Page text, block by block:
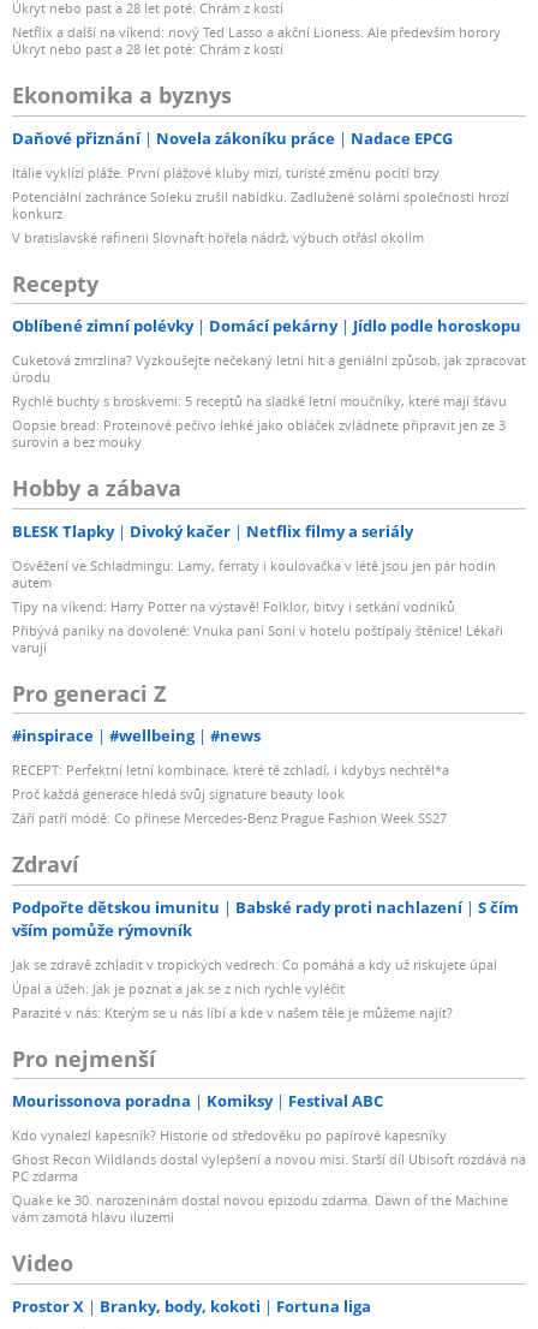
Úkryt nebo past a 28 let poté: Chrám z kostí
Netflix a další na víkend: nový Ted Lasso a akční Lioness. Ale především horory
Úkryt nebo past a 28 let poté: Chrám z kostí
Ekonomika a byznys
Daňové přiznání Novela zákoníku práce Nadace EPCG
Itálie vyklízí pláže. První plážové kluby mizí, turisté změnu pocítí brzy
Potenciální zachránce Soleku zrušil nabídku. Zadlužené solární společnosti hrozí
konkurz
V bratislavské rafinerii Slovnaft hořela nádrž, výbuch otřásl okolím
Recepty
Oblíbené zimní polévky Domácí pekárny Jídlo podle horoskopu
Cuketová zmrzlina? Vyzkoušejte nečekaný letní hit a geniální způsob, jak zpracovat
úrodu
Rychlé buchty s broskvemi: 5 receptů na sladké letní moučníky, které mají šťávu
Oopsie bread: Proteinové pečivo lehké jako obláček zvládnete připravit jen ze 3
surovin a bez mouky
Hobby a zábava
BLESK Tlapky Divoký kačer Netflix filmy a seriály
Osvěžení ve Schladmingu: Lamy, ferraty i koulovačka v létě jsou jen pár hodin
autem
Tipy na víkend: Harry Potter na výstavě! Folklor, bitvy i setkání vodníků
Přibývá paniky na dovolené: Vnuka paní Soni v hotelu poštípaly štěnice! Lékaři
varují
Pro generaci Z
#inspirace #wellbeing #news
RECEPT: Perfektní letní kombinace, které tě zchladí, i kdybys nechtěl*a
Proč každá generace hledá svůj signature beauty look
Září patří módě: Co přinese Mercedes-Benz Prague Fashion Week SS27
Zdraví
Podpořte dětskou imunitu Babské rady proti nachlazení
S čím
vším pomůže rýmovník
Jak se zdravě zchladit v tropických vedrech: Co pomáhá a kdy už riskujete úpal
Úpal a úžeh: Jak je poznat a jak se z nich rychle vyléčit
Parazité v nás: Kterým se u nás líbí a kde v našem těle je můžeme najít?
Pro nejmenší
Mourissonova poradna Komiksy Festival ABC
Kdo vynalezl kapesník? Historie od středověku po papírové kapesníky
Ghost Recon Wildlands dostal vylepšení a novou misi. Starší díl Ubisoft rozdává na
PC zdarma
Quake ke 30. narozeninám dostal novou epizodu zdarma. Dawn of the Machine
vám zamotá hlavu iluzemi
Video
Prostor X Branky, body, kokoti Fortuna liga